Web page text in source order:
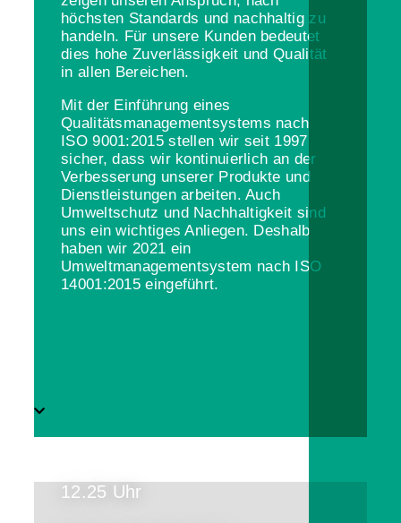
höchsten Standards und nachhaltig zu
handeln. Für unsere Kunden bedeutet
dies hohe Zuverlässigkeit und Qualität
in allen Bereichen.
Mit der Einführung eines
Qualitätsmanagementsystems nach
ISO 9001:2015 stellen wir seit 1997
sicher, dass wir kontinuierlich an der
Verbesserung unserer Produkte und
Dienstleistungen arbeiten. Auch
Umweltschutz und Nachhaltigkeit sind
uns ein wichtiges Anliegen. Deshalb
haben wir 2021 ein
Umweltmanagementsystem nach ISO
14001:2015 eingeführt.
12.25 Uhr